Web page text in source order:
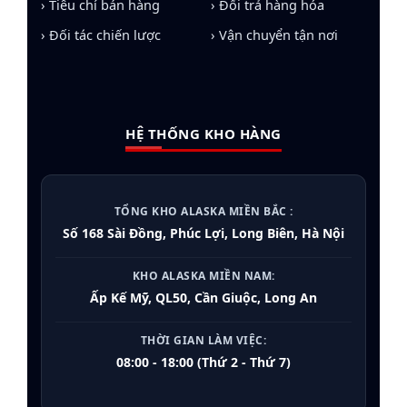
Tủ đông Alaska
Đa dạng từ dòng 100L cho gia
đình đến 1200L cho nhà hàng, tích hợp Inverter
thu cho cửa hàng.
Cây nước nóng lạnh:Công nghệ lọc thông
Điều hòa Alaska:Giải pháp làm lạnh sâu, bền
Tủ ướp rượu vang Bảo quản chuẩn nhiệt độ
Tại sao Tổng Kho Alaska Miền Bắc
› Tiêu chí bán hàng
› Đối tác chiến lược
› Đổi trả hàng hóa
› Vận chuyển tận nơi
HỆ THỐNG KHO HÀNG
TỔNG KHO ALASKA MIỀN BẮC :
Số 168 Sài Đồng, Phúc Lợi, Long Biên, Hà Nội
KHO ALASKA MIỀN NAM:
Ấp Kế Mỹ, QL50, Cần Giuộc, Long An
THỜI GIAN LÀM VIỆC:
08:00 - 18:00 (Thứ 2 - Thứ 7)